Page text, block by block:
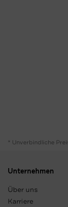
* Unverbindliche
Unternehmen
Über uns
Karriere